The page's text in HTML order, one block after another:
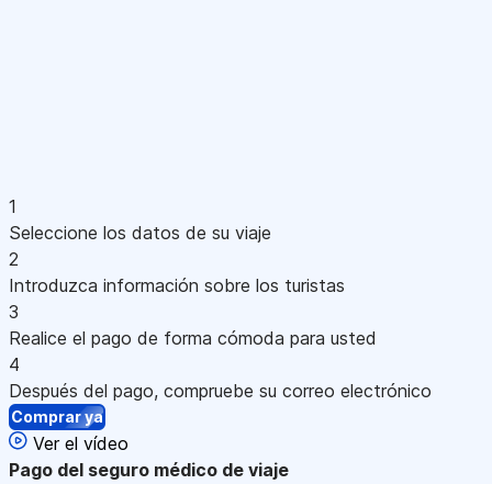
1
Seleccione los datos de su viaje
2
Introduzca información sobre los turistas
3
Realice el pago de forma cómoda para usted
4
Después del pago, compruebe su correo electrónico
Comprar ya
Ver el vídeo
Pago del seguro médico de viaje